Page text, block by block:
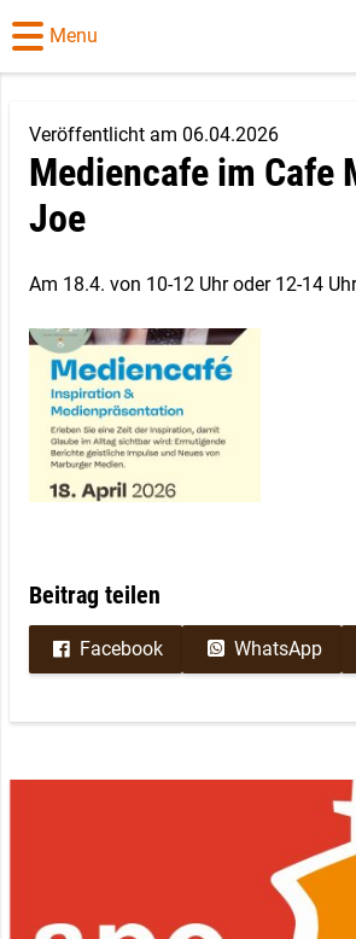
Menu
Veröffentlicht am 06.04.2026
Mediencafe im Cafe
Joe
Am 18.4. von 10-12 Uhr oder 12-14
Beitrag teilen
Facebook WhatsApp